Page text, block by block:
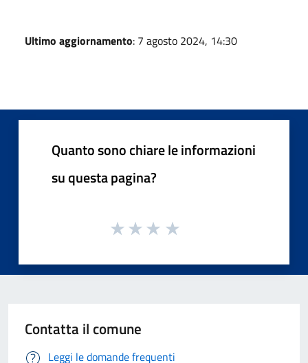
Ultimo aggiornamento: 7 agosto 2024, 14:30
Quanto sono chiare le informazioni
su questa pagina?
Contatta il comune
Leggi le domande frequenti